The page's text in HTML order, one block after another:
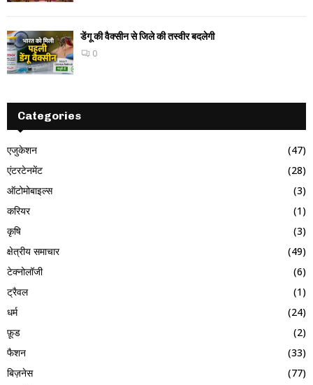
डेंगू की वैक्सीन से जिले की तस्वीर बदलेगी
0
Categories
एजुकेशन
(47)
एंटरटेनमेंट
(28)
ऑटोमोबाइल्स
(3)
करियर
(1)
कृषि
(3)
क्षेत्रीय समाचार
(49)
टेक्नोलॉजी
(6)
ट्रैवल
(1)
धर्म
(24)
फ़ूड
(2)
फैशन
(33)
बिज़नेस
(77)